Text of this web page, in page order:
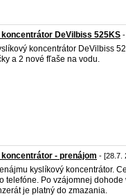
DeVilbiss 525KS
koncentrátor DeVilbiss
a 2 nové fľaše na vodu.
- prenájom - [28.7.
kyslíkový koncentrátor.
telefóne. Po vzájomnej
je platný do zmazania.